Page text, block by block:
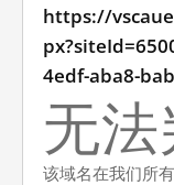
https://
4edf-aba8-
无法
该域名在我们所